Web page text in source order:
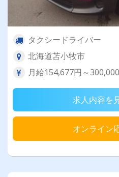
タクシードライバー
北海道苫小牧市
月給154,677円～
求人内容を
オンライン